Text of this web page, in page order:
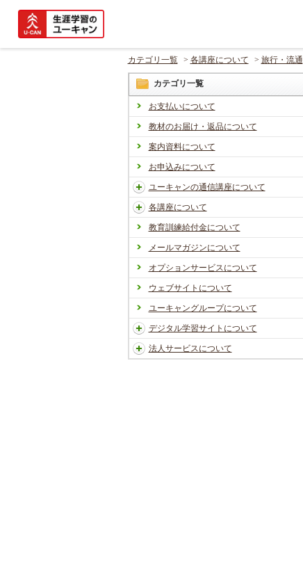
カテゴリ一覧 > 各講座について > 旅行・流通
カテゴリ一覧
お支払いについて
教材のお届け・返品について
案内資料について
お申込みについて
ユーキャンの通信講座について
各講座について
教育訓練給付金について
メールマガジンについて
オプションサービスについて
ウェブサイトについて
ユーキャングループについて
デジタル学習サイトについて
法人サービスについて